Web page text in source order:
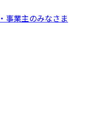
事業主のみなさま